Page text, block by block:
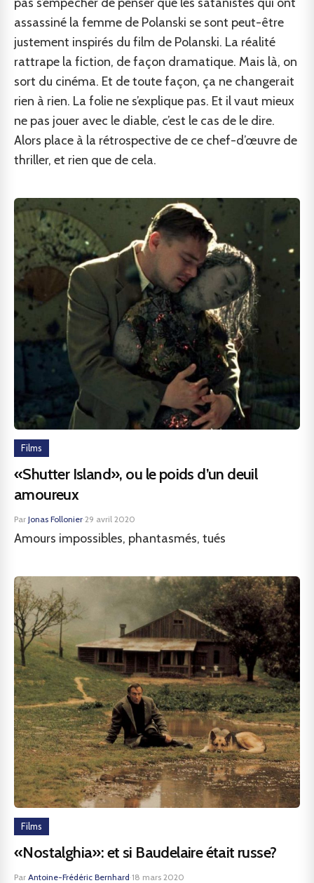
assassiné la femme de Polanski se sont peut-être
justement inspirés du film de Polanski. La réalité
rattrape la fiction, de façon dramatique. Mais là, on
sort du cinéma. Et de toute façon, ça ne changerait
rien à rien. La folie ne s’explique pas. Et il vaut mieux
ne pas jouer avec le diable, c’est le cas de le dire.
Alors place à la rétrospective de ce chef-d’œuvre de
thriller, et rien que de cela.
Films
«Shutter Island», ou le poids d’un deuil
amoureux
Par Jonas Follonier·29 avril 2020
Amours impossibles, phantasmés, tués
Films
«Nostalghia»: et si Baudelaire était russe?
Par Antoine-Frédéric Bernhard·18 mars 2020